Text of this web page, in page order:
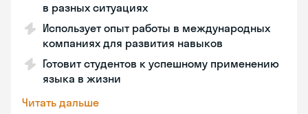
в разных ситуациях
Использует опыт работы в международных
компаниях для развития навыков
Готовит студентов к успешному применению
языка в жизни
Читать дальше